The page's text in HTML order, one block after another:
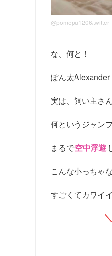
@pomepu1206/twitter
な、何と！
ぽん太Alexander
実は、飼い主さ
何というジャン
まるで空中浮遊
こんな小っちゃ
すごくてカワイ